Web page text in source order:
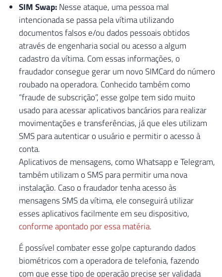
SIM Swap:Nesse ataque, uma pessoa mal
intencionada se passa pela vítima utilizando
documentos falsos e/ou dados pessoais obtidos
através de engenharia social ou acesso a algum
cadastro da vítima. Com essas informações, o
fraudador consegue gerar um novo SIMCard do número
roubado na operadora. Conhecido também como
“fraude de subscrição”, esse golpe tem sido muito
usado para acessar aplicativos bancários para realizar
movimentações e transferências, já que eles utilizam
SMS para autenticar o usuário e permitir o acesso à
conta.
Aplicativos de mensagens, como Whatsapp e Telegram,
também utilizam o SMS para permitir uma nova
instalação. Caso o fraudador tenha acesso às
mensagens SMS da vítima, ele conseguirá utilizar
esses aplicativos facilmente em seu dispositivo,
conforme apontado por essa matéria.
É possível combater esse golpe capturando dados
biométricos com a operadora de telefonia, fazendo
com que esse tipo de operação precise ser validada